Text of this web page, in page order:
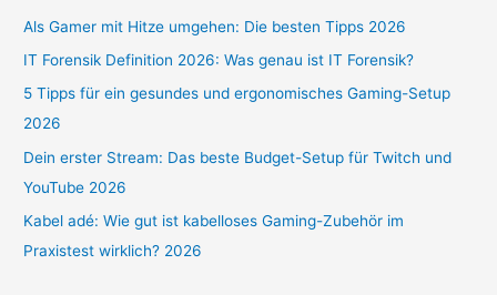
Als Gamer mit Hitze umgehen: Die besten Tipps 2026
IT Forensik Definition 2026: Was genau ist IT Forensik?
5 Tipps für ein gesundes und ergonomisches Gaming-Setup
2026
Dein erster Stream: Das beste Budget-Setup für Twitch und
YouTube 2026
Kabel adé: Wie gut ist kabelloses Gaming-Zubehör im
Praxistest wirklich? 2026